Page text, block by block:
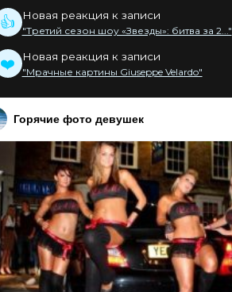
👍 Новая реакция к записи
"Третий сезон шоу «Звезды»: битва за 2..."
❤️ Новая реакция к записи
"Мрачные картины Giuseppe Velardo"
Горячие фото девушек